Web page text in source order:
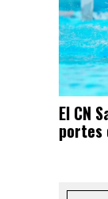
El CN
portes